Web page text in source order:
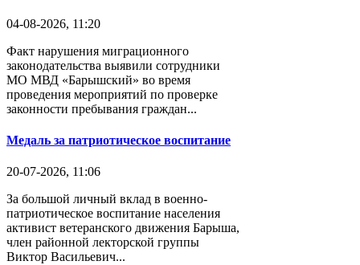
04-08-2026, 11:20
Факт нарушения миграционного
законодательства выявили сотрудники
МО МВД «Барышский» во время
проведения мероприятий по проверке
законности пребывания граждан...
Медаль за патриотическое воспитание
20-07-2026, 11:06
За большой личный вклад в военно-
патриотическое воспитание населения
активист ветеранского движения Барыша,
член районной лекторской группы
Виктор Васильевич...